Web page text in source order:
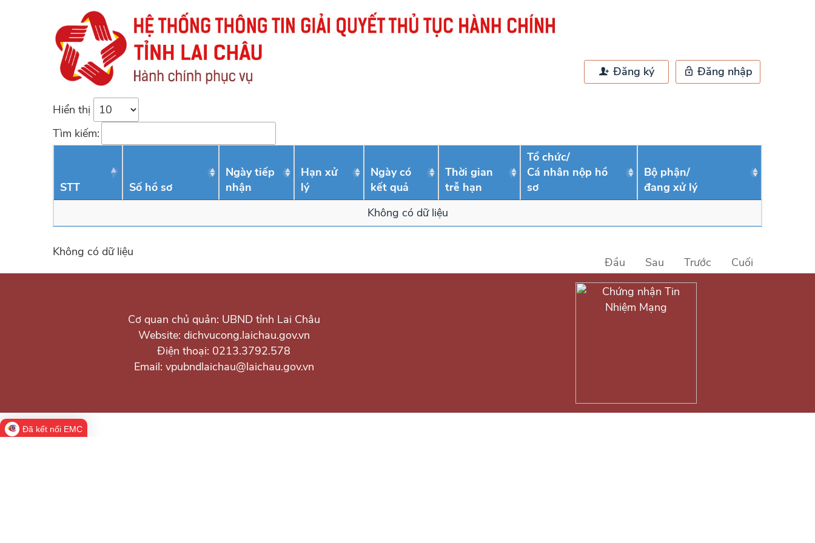
Đăng ký Đăng nhập
Hiển thị
Tìm kiếm:
STT Số hồ sơ
Ngày tiếp
nhận
Hạn xử
lý
Ngày có
kết quả
Thời gian
trễ hạn
Tổ chức/
Cá nhân nộp hồ
sơ
Bộ phận/
đang xử lý
Không có dữ liệu
Không có dữ liệu
Đầu Sau Trước Cuối
Cơ quan chủ quản: UBND tỉnh Lai Châu
Website: dichvucong.laichau.gov.vn
Điện thoại: 0213.3792.578
Email: vpubndlaichau@laichau.gov.vn
Đã kết nối EMC